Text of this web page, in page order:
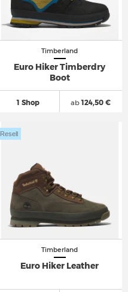
Timberland
Euro Hiker Timberdry
Boot
1 Shop ab124,50 €
Timberland
Euro Hiker Leather
Resell